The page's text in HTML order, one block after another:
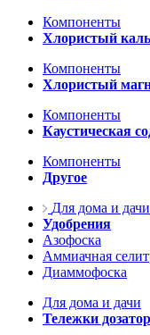
Компоненты
Хлористый
Компоненты
Хлористый
Компоненты
Каустическая
Компоненты
Другое
Для дома и дачи
Удобрения
Азофоска
Аммиачная
Диаммофоска
Для дома и дачи
Тележки